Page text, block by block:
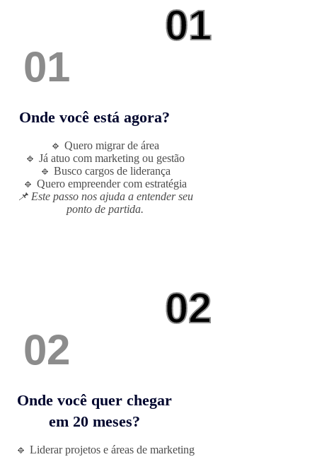
01
01
Onde você está agora?
🔹 Quero migrar de área
🔹 Já atuo com marketing ou gestão
🔹 Busco cargos de liderança
🔹 Quero empreender com estratégia
📌 Este passo nos ajuda a entender seu
ponto de partida.
02
02
Onde você quer chegar
em 20 meses?
🔹 Liderar projetos e áreas de marketing